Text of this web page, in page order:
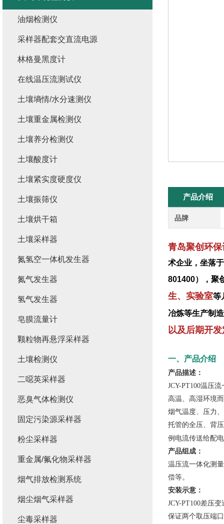
产品介绍
品牌
青岛聚创环
术企业，坐落
801400），聚
生、实验室等
冶炼等生产制
以及后期开
一、产品介绍
产品描述：
JCY-PT100温压
高温、高湿环境
烟气温度、压力
托管的全压、背
例电流传送给配
产品组成：
温压流一体化测
偿等。
安装示意：
JCY-PT100差压变
保证两个取压端
油烟检测仪
采样器配套交直流电源
林格曼黑度计
在线温压流测试仪
土壤墒情/水分速测仪
土壤重金属检测仪
土壤养分检测仪
土壤酸度计
土壤紧实度硬度仪
土壤振筛仪
土壤烘干箱
土壤采样器
氮氢空一体机发生器
氮气发生器
氢气发生器
皂膜流量计
颗粒物再悬浮采样器
土壤检测仪
二噁英采样器
恶臭气体检测仪
固定污染源采样器
粉尘采样器
重金属/氟化物采样器
烟气排放检测系统
烟尘烟气采样器
尘毒采样器